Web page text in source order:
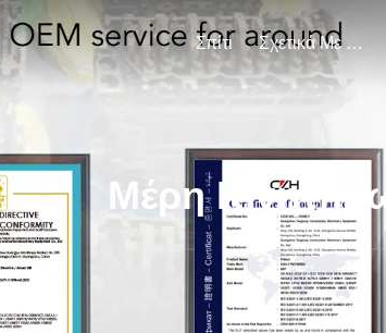
Σπίτι Σχετικά Με Εμάς
Μέρη